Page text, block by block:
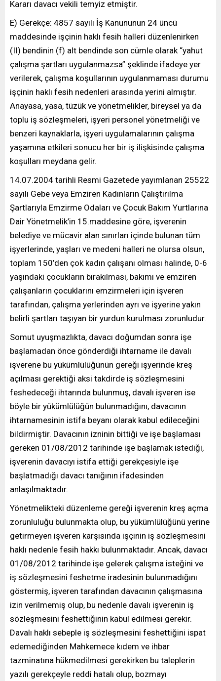
Kararı davacı vekili temyiz etmiştir.
E) Gerekçe: 4857 sayılı İş Kanununun 24 üncü
maddesinde işçinin haklı fesih halleri düzenlenirken
(II) bendinin (f) alt bendinde son cümle olarak “yahut
çalışma şartları uygulanmazsa” şeklinde ifadeye yer
verilerek, çalışma koşullarının uygulanmaması durumu
işçinin haklı fesih nedenleri arasında yerini almıştır.
Anayasa, yasa, tüzük ve yönetmelikler, bireysel ya da
toplu iş sözleşmeleri, işyeri personel yönetmeliği ve
benzeri kaynaklarla, işyeri uygulamalarının çalışma
yaşamına etkileri sonucu her bir iş ilişkisinde çalışma
koşulları meydana gelir.
14.07.2004 tarihli Resmi Gazetede yayımlanan 25522
sayılı Gebe veya Emziren Kadınların Çalıştırılma
Şartlarıyla Emzirme Odaları ve Çocuk Bakım Yurtlarına
Dair Yönetmelik’in 15.maddesine göre, işverenin
belediye ve mücavir alan sınırları içinde bulunan tüm
işyerlerinde, yaşları ve medeni halleri ne olursa olsun,
toplam 150’den çok kadın çalışanı olması halinde, 0-6
yaşındaki çocukların bırakılması, bakımı ve emziren
çalışanların çocuklarını emzirmeleri için işveren
tarafından, çalışma yerlerinden ayrı ve işyerine yakın
belirli şartları taşıyan bir yurdun kurulması zorunludur.
Somut uyuşmazlıkta, davacı doğumdan sonra işe
başlamadan önce gönderdiği ihtarname ile davalı
işverene bu yükümlülüğünün gereği işyerinde kreş
açılması gerektiği aksi takdirde iş sözleşmesini
feshedeceği ihtarında bulunmuş, davalı işveren ise
böyle bir yükümlülüğün bulunmadığını, davacının
ihtarnamesinin istifa beyanı olarak kabul edileceğini
bildirmiştir. Davacının izninin bittiği ve işe başlaması
gereken 01/08/2012 tarihinde işe başlamak istediği,
işverenin davacıyı istifa ettiği gerekçesiyle işe
başlatmadığı davacı tanığının ifadesinden
anlaşılmaktadır.
Yönetmelikteki düzenleme gereği işverenin kreş açma
zorunluluğu bulunmakta olup, bu yükümlülüğünü yerine
getirmeyen işveren karşısında işçinin iş sözleşmesini
haklı nedenle fesih hakkı bulunmaktadır. Ancak, davacı
01/08/2012 tarihinde işe gelerek çalışma isteğini ve
iş sözleşmesini feshetme iradesinin bulunmadığını
göstermiş, işveren tarafından davacının çalışmasına
izin verilmemiş olup, bu nedenle davalı işverenin iş
sözleşmesini feshettiğinin kabul edilmesi gerekir.
Davalı haklı sebeple iş sözleşmesini feshettiğini ispat
edemediğinden Mahkemece kıdem ve ihbar
tazminatına hükmedilmesi gerekirken bu taleplerin
yazılı gerekçeyle reddi hatalı olup, bozmayı